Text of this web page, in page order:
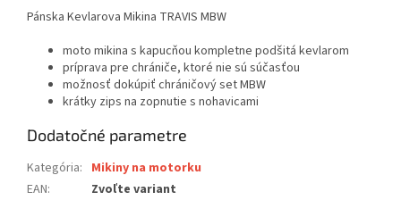
Pánska Kevlarova Mikina TRAVIS MBW
moto mikina s kapucňou kompletne podšitá kevlarom
príprava pre chrániče, ktoré nie sú súčasťou
možnosť dokúpiť chráničový set MBW
krátky zips na zopnutie s nohavicami
Dodatočné parametre
Kategória: Mikiny na motorku
EAN: Zvoľte variant